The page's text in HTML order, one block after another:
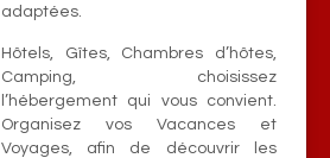
adaptées.
Hôtels, Gîtes, Chambres d’hôtes,
Camping, choisissez
l’hébergement qui vous convient.
Organisez vos Vacances et
Voyages, afin de découvrir les